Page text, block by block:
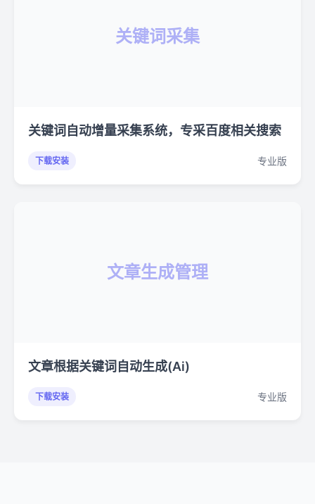
关键词采集
关键词自动增量采集系统，专采百度相关搜索
下载安装 专业版
文章生成管理
文章根据关键词自动生成(Ai)
下载安装 专业版